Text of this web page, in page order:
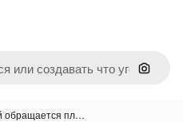
Поиск
обращается пл…